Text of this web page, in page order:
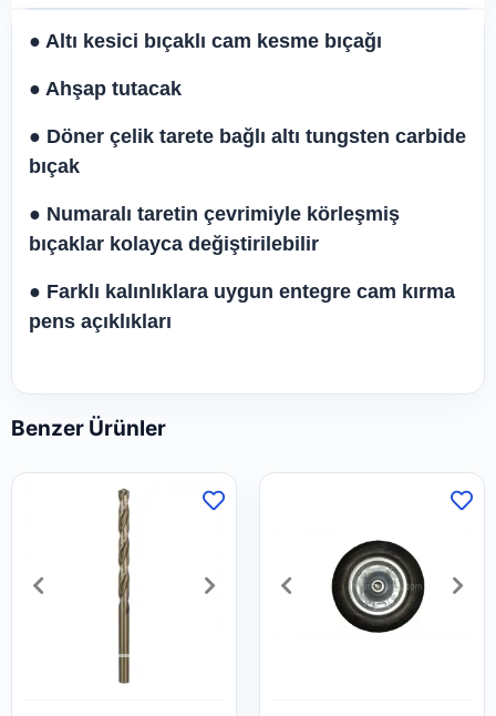
● Altı kesici bıçaklı cam kesme bıçağı
● Ahşap tutacak
● Döner çelik tarete bağlı altı tungsten carbide
bıçak
● Numaralı taretin çevrimiyle körleşmiş
bıçaklar kolayca değiştirilebilir
● Farklı kalınlıklara uygun entegre cam kırma
pens açıklıkları
Benzer Ürünler